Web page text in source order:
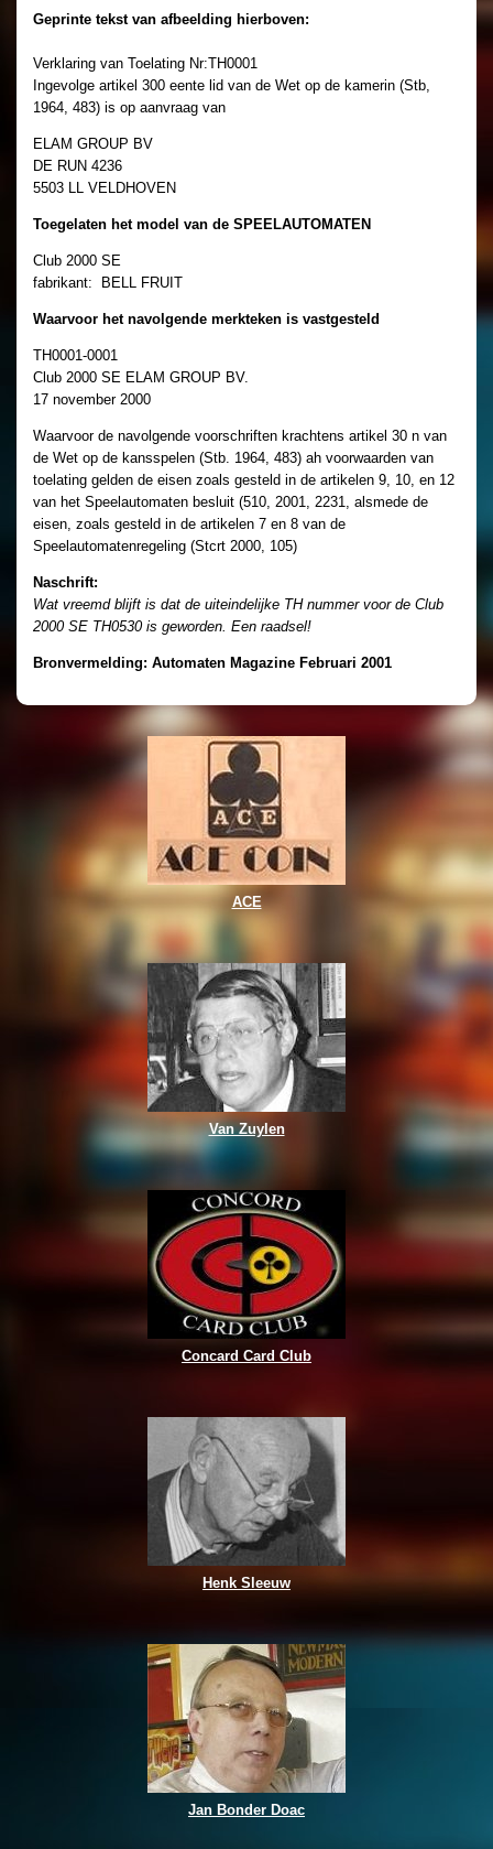
Geprinte tekst van afbeelding hierboven:
Verklaring van Toelating Nr:TH0001
Ingevolge artikel 300 eente lid van de Wet op de kamerin (Stb,
1964, 483) is op aanvraag van
ELAM GROUP BV
DE RUN 4236
5503 LL VELDHOVEN
Toegelaten het model van de SPEELAUTOMATEN
Club 2000 SE
fabrikant: BELL FRUIT
Waarvoor het navolgende merkteken is vastgesteld
TH0001-0001
Club 2000 SE ELAM GROUP BV.
17 november 2000
Waarvoor de navolgende voorschriften krachtens artikel 30 n van
de Wet op de kansspelen (Stb. 1964, 483) ah voorwaarden van
toelating gelden de eisen zoals gesteld in de artikelen 9, 10, en 12
van het Speelautomaten besluit (510, 2001, 2231, alsmede de
eisen, zoals gesteld in de artikelen 7 en 8 van de
Speelautomatenregeling (Stcrt 2000, 105)
Naschrift:
Wat vreemd blijft is dat de uiteindelijke TH nummer voor de Club
2000 SE TH0530 is geworden. Een raadsel!
Bronvermelding: Automaten Magazine Februari 2001
ACE
Van Zuylen
Concard Card Club
Henk Sleeuw
Jan Bonder Doac